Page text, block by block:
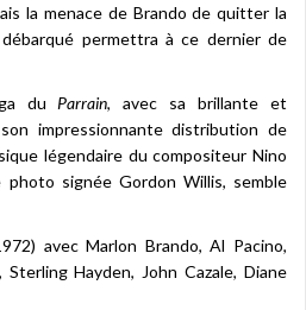
la menace de Brando de quitter la
permettra à ce dernier de
du Parrain, avec sa brillante et
impressionnante distribution de
légendaire du compositeur Nino
photo signée Gordon Willis, semble
avec Marlon Brando, Al Pacino,
Sterling Hayden, John Cazale, Diane